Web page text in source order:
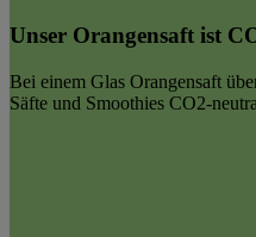
Unser Orangensaft ist
Bei einem Glas Orangensaft
Säfte und Smoothies CO2-